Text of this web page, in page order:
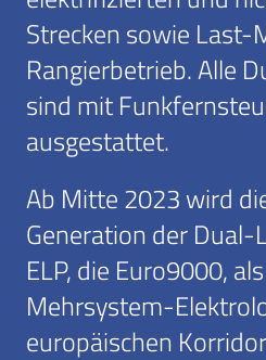
Strecken sowie Last-
Rangierbetrieb. Alle
sind mit
ausgestattet.
Ab Mitte 2023 wird
Generation der
ELP, die Euro9000,
Mehrsystem-
europäischen